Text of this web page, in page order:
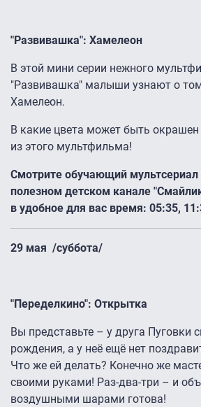
"Развивашка": Хамелеон
В этой мини серии нежного
"Развивашка" малыши узнают о
Хамелеон.
В какие цвета может быть
из этого мультфильма!
Смотрите обучающий мультсериал
полезном детском канале
в удобное для вас время: 05:35,
29 мая /суббота/
"Переделкино": Открытка
Вы представьте – у друга Пуговки
рождения, а у неё ещё нет
Что же ей делать? Конечно же
своими руками! Раз-два-три – и
воздушными шарами готова!